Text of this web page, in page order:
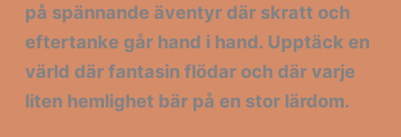
på spännande äventyr där skratt och
eftertanke går hand i hand. Upptäck en
värld där fantasin flödar och där varje
liten hemlighet bär på en stor lärdom.